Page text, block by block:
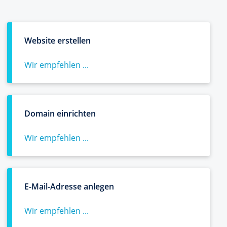
Website erstellen
Wir empfehlen ...
Domain einrichten
Wir empfehlen ...
E-Mail-Adresse anlegen
Wir empfehlen ...